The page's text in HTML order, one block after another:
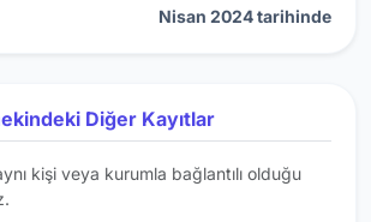
Nisan 2024 tarihinde
Diğer Kayıtlar
kişi veya kurumla bağlantılı olduğu